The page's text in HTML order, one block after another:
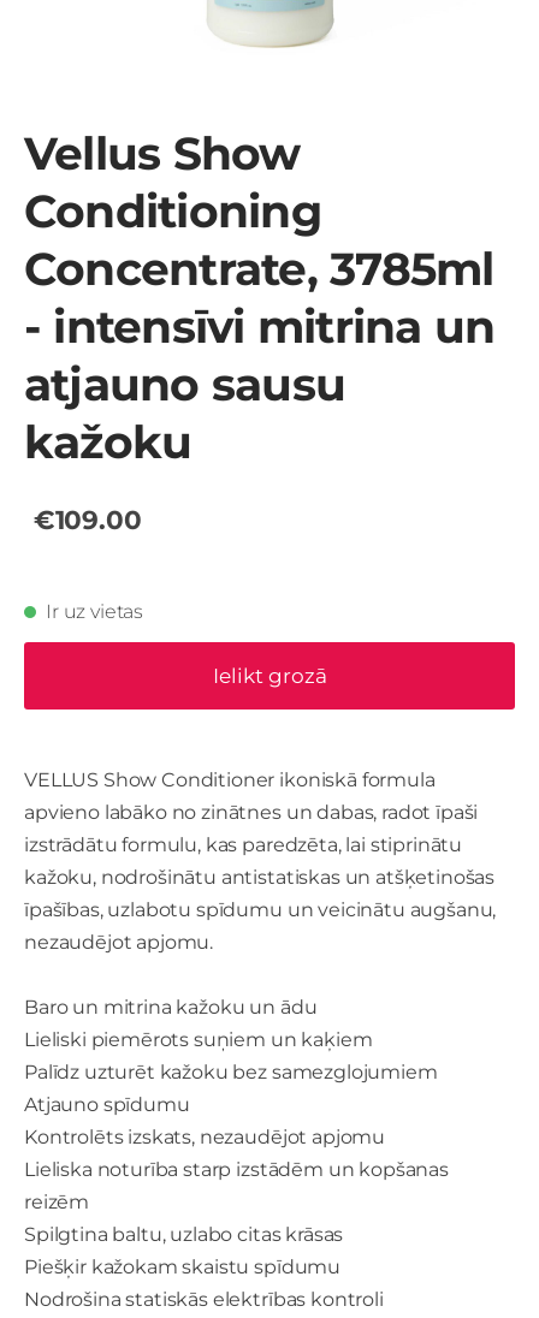
Vellus Show
Conditioning
Concentrate, 3785ml
- intensīvi mitrina un
atjauno sausu
kažoku
€109.00
Ir uz vietas
Ielikt grozā
VELLUS Show Conditioner ikoniskā formula
apvieno labāko no zinātnes un dabas, radot īpaši
izstrādātu formulu, kas paredzēta, lai stiprinātu
kažoku, nodrošinātu antistatiskas un atšķetinošas
īpašības, uzlabotu spīdumu un veicinātu augšanu,
nezaudējot apjomu.
Baro un mitrina kažoku un ādu
Lieliski piemērots suņiem un kaķiem
Palīdz uzturēt kažoku bez samezglojumiem
Atjauno spīdumu
Kontrolēts izskats, nezaudējot apjomu
Lieliska noturība starp izstādēm un kopšanas
reizēm
Spilgtina baltu, uzlabo citas krāsas
Piešķir kažokam skaistu spīdumu
Nodrošina statiskās elektrības kontroli